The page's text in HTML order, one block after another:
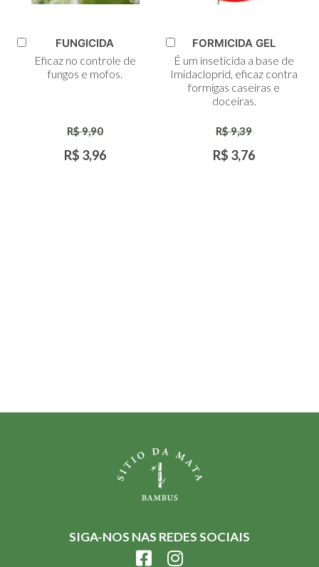
Carrinho
FUNGICIDA
Eficaz no controle de
fungos e mofos.
R$ 9,90
R$ 3,96
Adicionar
ao
Carrinho
FORMICIDA GEL
É um inseticida a base de
Imidacloprid, eficaz contra
formigas caseiras e
doceiras.
R$ 9,39
R$ 3,76
SIGA-NOS NAS REDES SOCIAIS